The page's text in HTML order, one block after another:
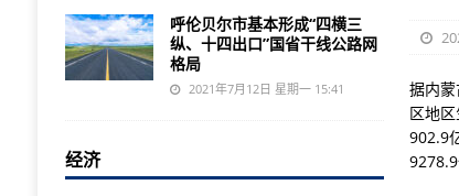
据内
区地
902.9
呼伦贝尔市基本形成“四横三
纵、十四出口”国省干线公路网
格局
2021年7月12日 星期一 15:41
经济